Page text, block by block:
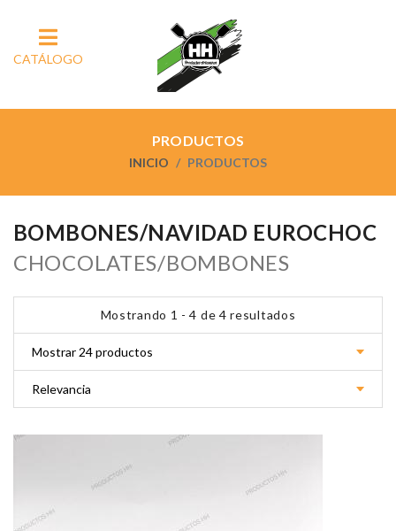
CATÁLOGO
PRODUCTOS
INICIO PRODUCTOS
BOMBONES/NAVIDAD EUROCHOC
CHOCOLATES/BOMBONES
Mostrando 1 - 4 de 4 resultados